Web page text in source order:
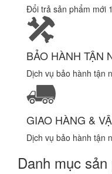
Đổi trả sản phẩm mới
BẢO HÀNH TẬN
Dịch vụ bảo hành tận
GIAO HÀNG &
Dịch vụ bảo hành tận
Danh mục sản